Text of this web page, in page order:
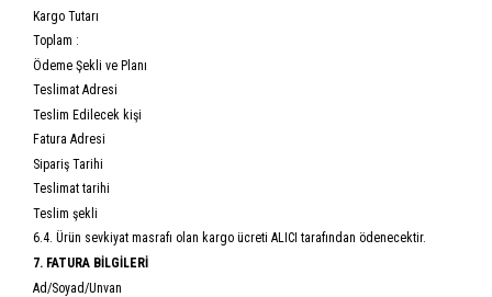
Kargo Tutarı
Toplam :
Ödeme Şekli ve Planı
Teslimat Adresi
Teslim Edilecek kişi
Fatura Adresi
Sipariş Tarihi
Teslimat tarihi
Teslim şekli
6.4. Ürün sevkiyat masrafı olan kargo ücreti ALICI tarafından ödenecektir.
7. FATURA BİLGİLERİ
Ad/Soyad/Unvan